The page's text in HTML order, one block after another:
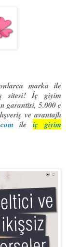
marka ile
sitesi! İç giyim
garantisi, 5.000 e
ve avantajlı
ileiç giyim